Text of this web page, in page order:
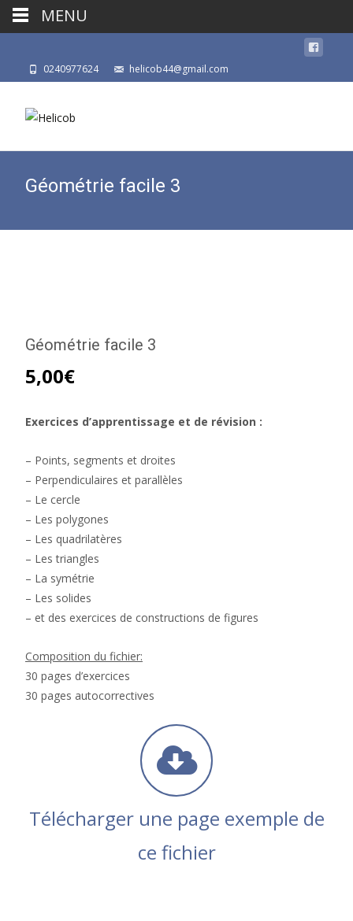
0240977624 helicob44@gmail.com
Géométrie facile 3
Géométrie facile 3
5,00€
Exercices d’apprentissage et de révision :
– Points, segments et droites
– Perpendiculaires et parallèles
– Le cercle
– Les polygones
– Les quadrilatères
– Les triangles
– La symétrie
– Les solides
– et des exercices de constructions de figures
Composition du fichier:
30 pages d’exercices
30 pages autocorrectives
Télécharger une page exemple de
ce fichier
MENU